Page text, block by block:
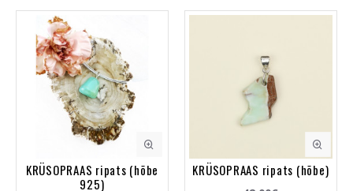
KRÜSOPRAAS ripats (hõbe
925)
KRÜSOPRAAS ripats (hõbe)